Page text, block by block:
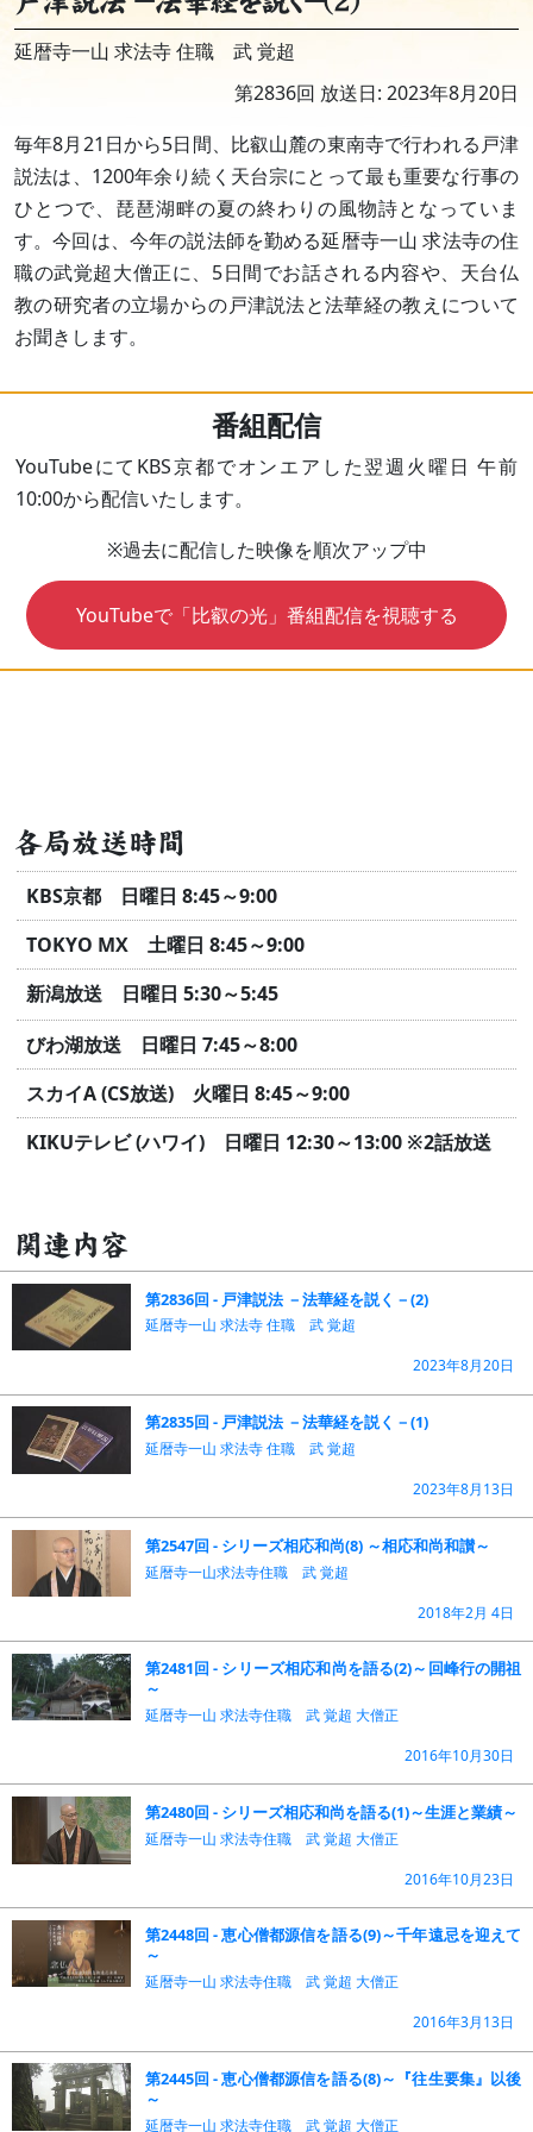
延暦寺一山 求法寺 住職 武 覚超
第2836回 放送日: 2023年8月20日
毎年8月21日から5日間、比叡山麓の東南寺で行われる戸津
説法は、1200年余り続く天台宗にとって最も重要な行事の
ひとつで、琵琶湖畔の夏の終わりの風物詩となっていま
す。今回は、今年の説法師を勤める延暦寺一山 求法寺の住
職の武覚超大僧正に、5日間でお話される内容や、天台仏
教の研究者の立場からの戸津説法と法華経の教えについて
お聞きします。
番組配信
YouTubeにてKBS京都でオンエアした翌週火曜日 午前
10:00から配信いたします。
※過去に配信した映像を順次アップ中
YouTubeで「比叡の光」番組配信を視聴する
各局放送時間
KBS京都 日曜日 8:45～9:00
TOKYO MX 土曜日 8:45～9:00
新潟放送 日曜日 5:30～5:45
びわ湖放送 日曜日 7:45～8:00
スカイA (CS放送) 火曜日 8:45～9:00
KIKUテレビ (ハワイ) 日曜日 12:30～13:00 ※2話放送
関連内容
第2836回 - 戸津説法 －法華経を説く－(2)
延暦寺一山 求法寺 住職 武 覚超
2023年8月20日
第2835回 - 戸津説法 －法華経を説く－(1)
延暦寺一山 求法寺 住職 武 覚超
2023年8月13日
第2547回 - シリーズ相応和尚(8) ～相応和尚和讃～
延暦寺一山求法寺住職 武 覚超
2018年2月 4日
第2481回 - シリーズ相応和尚を語る(2)～回峰行の開祖
～
延暦寺一山 求法寺住職 武 覚超 大僧正
2016年10月30日
第2480回 - シリーズ相応和尚を語る(1)～生涯と業績～
延暦寺一山 求法寺住職 武 覚超 大僧正
2016年10月23日
第2448回 - 恵心僧都源信を語る(9)～千年遠忌を迎えて
～
延暦寺一山 求法寺住職 武 覚超 大僧正
2016年3月13日
第2445回 - 恵心僧都源信を語る(8)～『往生要集』以後
～
延暦寺一山 求法寺住職 武 覚超 大僧正